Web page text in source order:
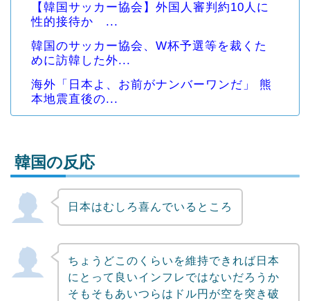
【韓国サッカー協会】外国人審判約10人に
性的接待か ...
韓国のサッカー協会、W杯予選等を裁くた
めに訪韓した外...
海外「日本よ、お前がナンバーワンだ」 熊
本地震直後の...
Powered by livedoor 相互RSS
韓国の反応
日本はむしろ喜んでいるところ
ちょうどこのくらいを維持できれば日本
にとって良いインフレではないだろうか
そもそもあいつらはドル円が空を突き破